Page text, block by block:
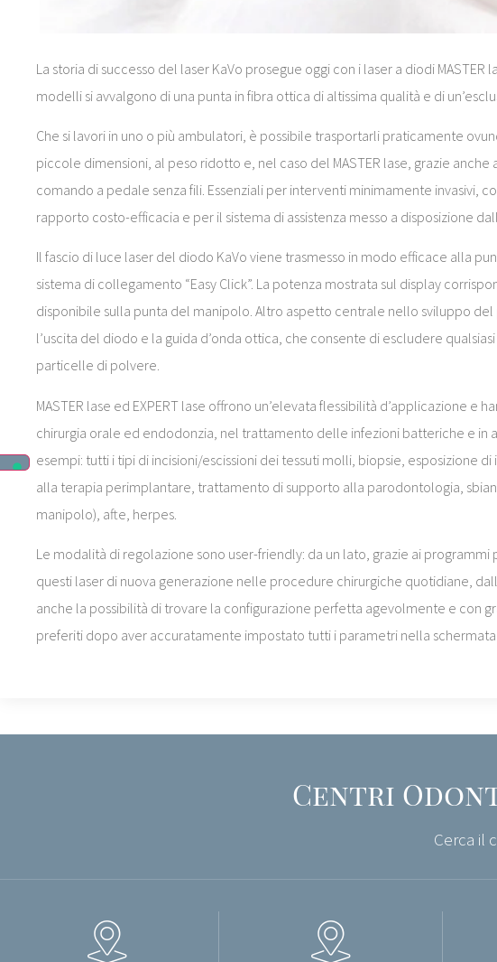
La storia di successo del laser KaVo prosegue oggi con i laser a diodi MASTER
modelli si avvalgono di una punta in fibra ottica di altissima qualità e di
Che si lavori in uno o più ambulatori, è possibile trasportarli praticamente
piccole dimensioni, al peso ridotto e, nel caso del MASTER lase, grazie anche
comando a pedale senza fili. Essenziali per interventi minimamente invasivi,
rapporto costo-efficacia e per il sistema di assistenza messo a disposizione
Il fascio di luce laser del diodo KaVo viene trasmesso in modo efficace alla
sistema di collegamento “Easy Click”. La potenza mostrata sul display
disponibile sulla punta del manipolo. Altro aspetto centrale nello sviluppo
l’uscita del diodo e la guida d’onda ottica, che consente di escludere
particelle di polvere.
MASTER lase ed EXPERT lase offrono un’elevata flessibilità d’applicazione e
chirurgia orale ed endodonzia, nel trattamento delle infezioni batteriche e in
esempi: tutti i tipi di incisioni/escissioni dei tessuti molli, biopsie, esposizione
alla terapia perimplantare, trattamento di supporto alla parodontologia,
manipolo), afte, herpes.
Le modalità di regolazione sono user-friendly: da un lato, grazie ai
questi laser di nuova generazione nelle procedure chirurgiche quotidiane,
anche la possibilità di trovare la configurazione perfetta agevolmente e con
preferiti dopo aver accuratamente impostato tutti i parametri nella
Centri
Cerca il